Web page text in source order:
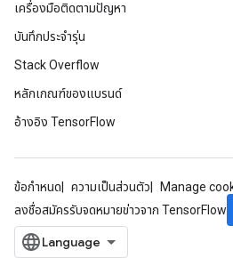
เครื่องมือติดตามปัญหา
บันทึกประจำรุ่น
Stack Overflow
หลักเกณฑ์ของแบรนด์
อ้างอิง TensorFlow
ข้อกำหนด ความเป็นส่วนตัว
Manage
ลงชื่อสมัครรับจดหมายข่าวจาก TensorFlow